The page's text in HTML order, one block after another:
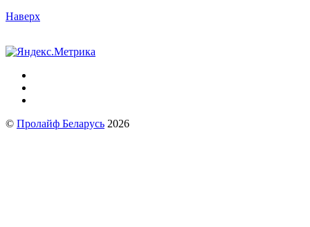
Наверх
© Пролайф Беларусь 2026